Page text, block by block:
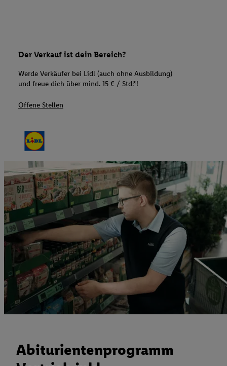
Der Verkauf ist dein Bereich?
Werde Verkäufer bei Lidl (auch ohne Ausbildung)
und freue dich über mind. 15 € / Std.*!
Offene Stellen
Abiturientenprogramm